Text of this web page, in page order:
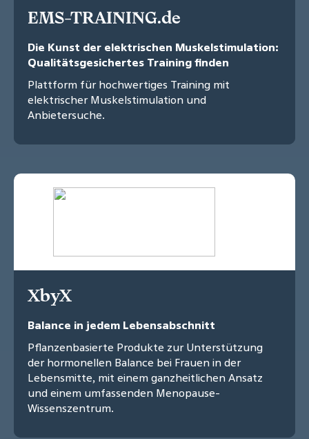
EMS-TRAINING.de
Die Kunst der elektrischen Muskelstimulation:
Qualitätsgesichertes Training finden
Plattform für hochwertiges Training mit
elektrischer Muskelstimulation und
Anbietersuche.
XbyX
Balance in jedem Lebensabschnitt
Pflanzenbasierte Produkte zur Unterstützung
der hormonellen Balance bei Frauen in der
Lebensmitte, mit einem ganzheitlichen Ansatz
und einem umfassenden Menopause-
Wissenszentrum.